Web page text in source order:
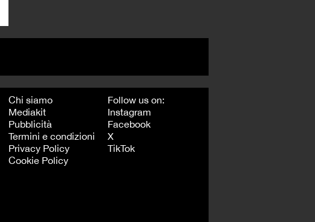
Chi siamo
Mediakit
Pubblicità
Termini e condizioni
Privacy Policy
Cookie Policy
Follow us on:
Instagram
Facebook
X
TikTok